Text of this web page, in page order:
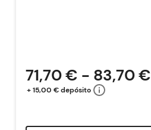
71,70 € - 83,70 €
+ 15,00 € depósito